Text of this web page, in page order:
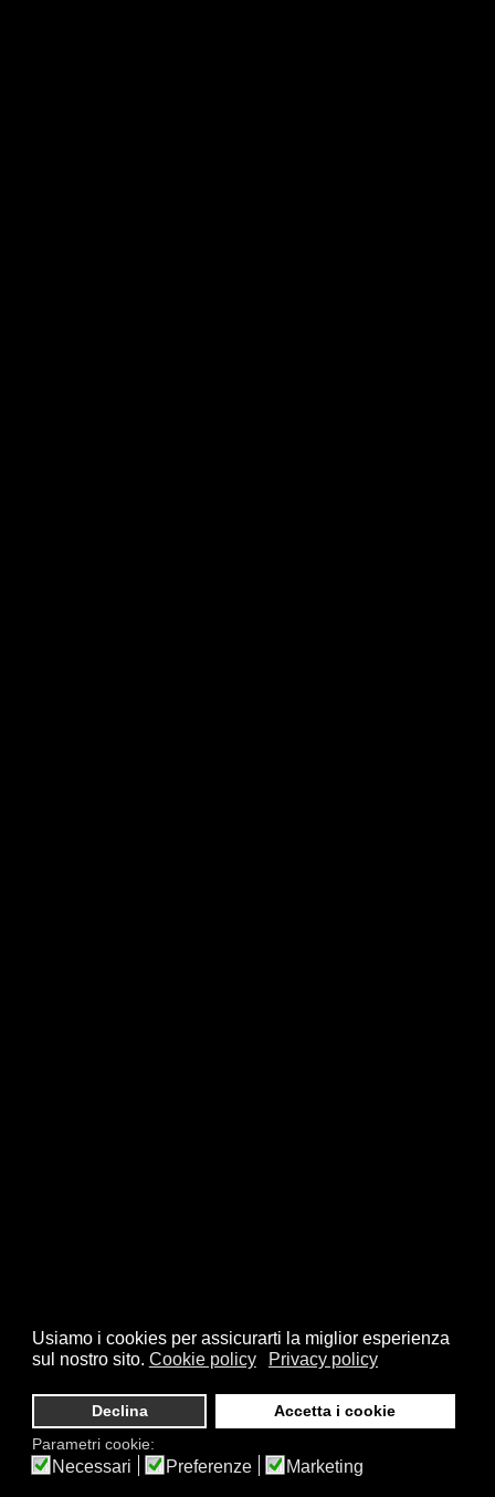
Usiamo i cookies per assicurarti la miglior esperienza
sul nostro sito. Cookie policy Privacy policy
Declina
Accetta i cookie
Parametri cookie:
Necessari Preferenze Marketing
Giovanna, 12 - 20129 Milano - CF. 80105170155 - P. Iva
10013490155 - Email fsi@federscacchi.it - Tel. 02.86464369 -
Privacy